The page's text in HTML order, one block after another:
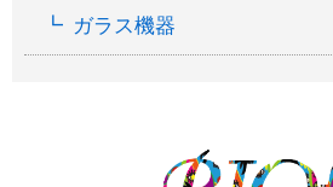
ガラス機器